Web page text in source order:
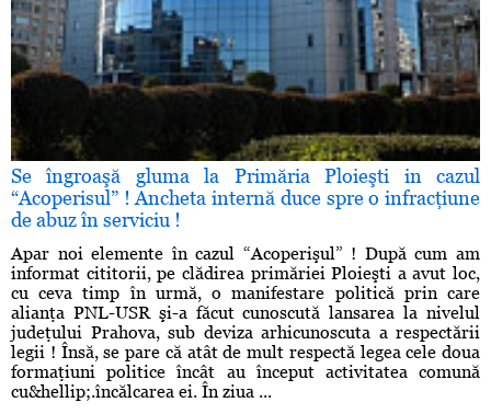
Se îngroaşă gluma la Primăria Ploieşti in cazul
“Acoperisul” ! Ancheta internă duce spre o infracţiune
de abuz în serviciu !
Apar noi elemente în cazul “Acoperişul” ! După cum am
informat cititorii, pe clădirea primăriei Ploieşti a avut loc,
cu ceva timp în urmă, o manifestare politică prin care
alianţa PNL-USR şi-a făcut cunoscută lansarea la nivelul
judeţului Prahova, sub deviza arhicunoscuta a respectării
legii ! Însă, se pare că atât de mult respectă legea cele doua
formaţiuni politice încât au început activitatea comună
cu&hellip;.încălcarea ei. În ziua ...